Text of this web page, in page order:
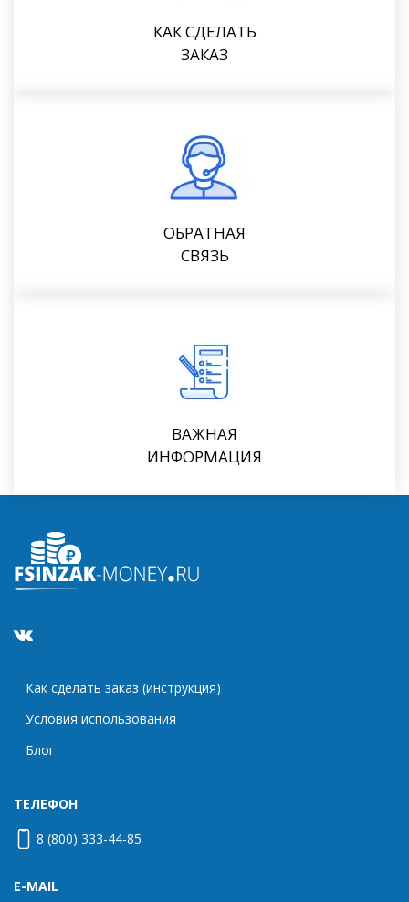
КАК СДЕЛАТЬ
ЗАКАЗ
ОБРАТНАЯ
СВЯЗЬ
ВАЖНАЯ
ИНФОРМАЦИЯ
Как сделать заказ (инструкция)
Условия использования
Блог
ТЕЛЕФОН
8 (800) 333-44-85
E-MAIL